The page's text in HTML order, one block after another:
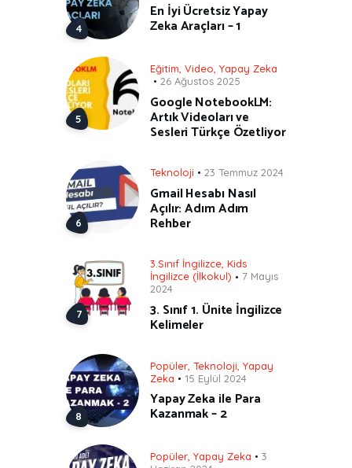
En İyi Ücretsiz Yapay
Zeka Araçları – 1
Eğitim Video Yapay Zeka
26 Ağustos 2025
Google NotebookLM:
Artık Videoları ve
Sesleri Türkçe Özetliyor
Teknoloji 23 Temmuz 2024
Gmail Hesabı Nasıl
Açılır: Adım Adım
Rehber
3.Sınıf İngilizce, Kids
İngilizce (İlkokul)
7 Mayıs
2024
3. Sınıf 1. Ünite İngilizce
Kelimeler
Popüler Teknoloji Yapay
Zeka
15 Eylül 2024
Yapay Zeka ile Para
Kazanmak – 2
Popüler Yapay Zeka
3